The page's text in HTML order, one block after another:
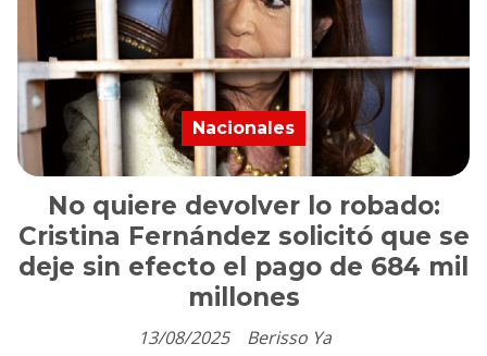
No quiere devolver lo robado:
Cristina Fernández solicitó que se
deje sin efecto el pago de 684 mil
millones
Berisso Ya
Nacionales
13/08/2025